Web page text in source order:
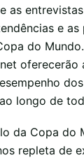
as
e
do
oferecerão
longo de
da Copa do
repleta de